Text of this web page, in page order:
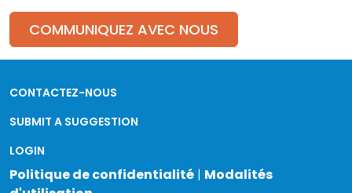
COMMUNIQUEZ AVEC NOUS
CONTACTEZ-NOUS
SUBMIT A SUGGESTION
LOGIN
Politique de confidentialité | Modalités